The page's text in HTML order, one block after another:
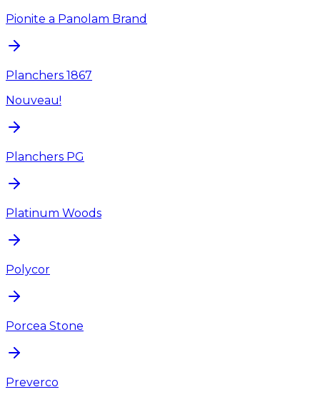
Pionite a Panolam Brand
Planchers 1867
Nouveau!
Planchers PG
Platinum Woods
Polycor
Porcea Stone
Preverco